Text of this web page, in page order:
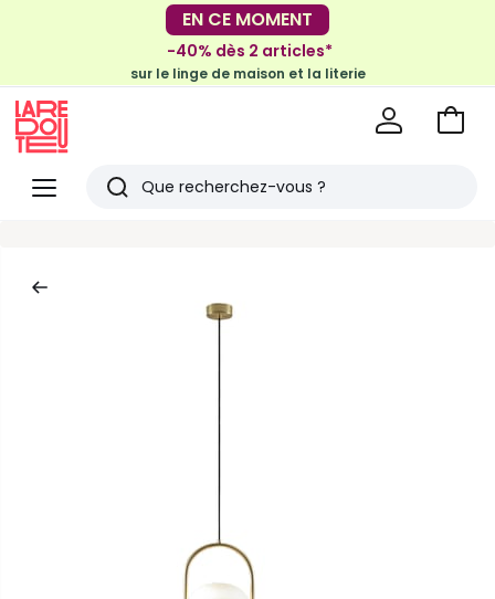
-30€ tous les 100€*
sur le meuble & la déco
EN CE MOMENT
-40% dès 2 articles*
sur le linge de maison et la literie
Menu
Redoute
Rechercher
Voir